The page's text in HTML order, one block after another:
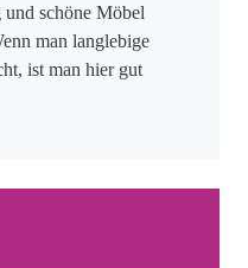
schöne Möbel
man langlebige
ist man hier gut